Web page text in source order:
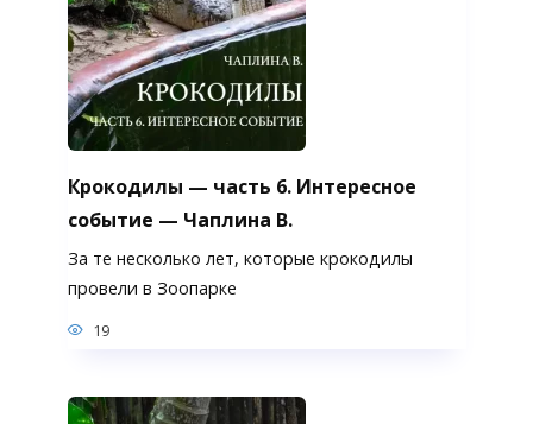
Крокодилы — часть 6. Интересное
событие — Чаплина В.
За те несколько лет, которые крокодилы
провели в Зоопарке
19